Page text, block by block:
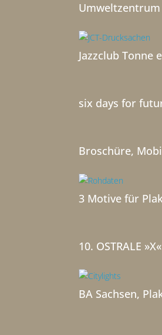
Umweltzentrum
Jazzclub Tonne
six days for
Broschüre,
3 Motive für
10. OSTRALE
BA Sachsen,